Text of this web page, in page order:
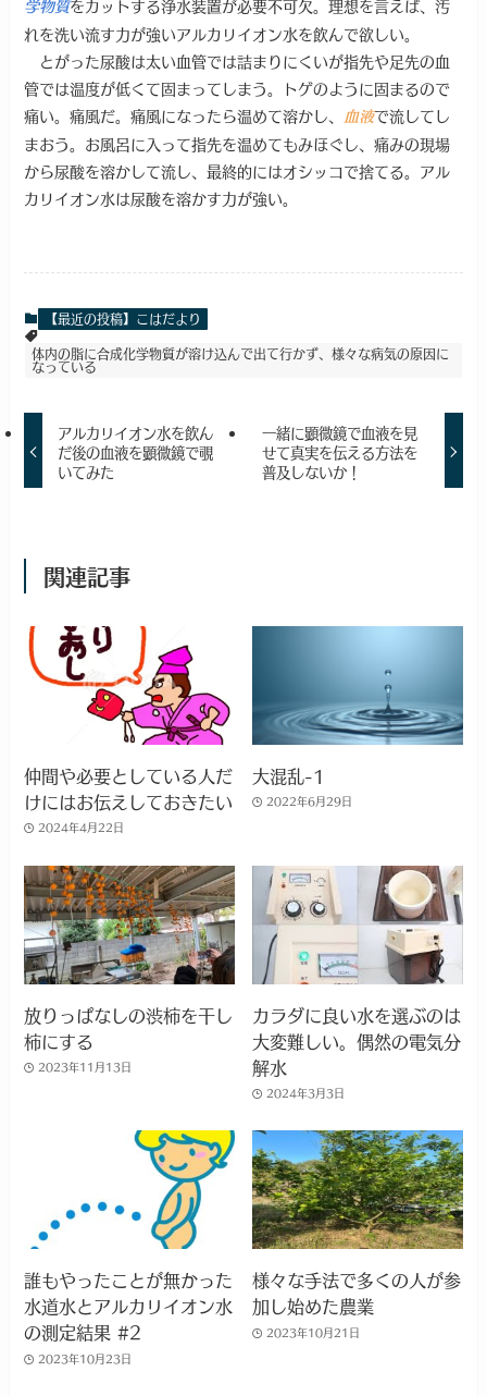
学物質をカットする浄水装置が必要不可欠。理想を言えば、汚
れを洗い流す力が強いアルカリイオン水を飲んで欲しい。
とがった尿酸は太い血管では詰まりにくいが指先や足先の血
管では温度が低くて固まってしまう。トゲのように固まるので
痛い。痛風だ。痛風になったら温めて溶かし、
血液で流してし
まおう。お風呂に入って指先を温めてもみほぐし、痛みの現場
から尿酸を溶かして流し、最終的にはオシッコで捨てる。アル
カリイオン水は尿酸を溶かす力が強い。
【最近の投稿】こはだより
体内の脂に合成化学物質が溶け込んで出て行かず、様々な病気の原因に
なっている
アルカリイオン水を飲ん
だ後の血液を顕微鏡で覗
いてみた
一緒に顕微鏡で血液を見
せて真実を伝える方法を
普及しないか！
関連記事
仲間や必要としている人だ
けにはお伝えしておきたい
2024年4月22日
大混乱-1
2022年6月29日
放りっぱなしの渋柿を干し
柿にする
2023年11月13日
カラダに良い水を選ぶのは
大変難しい。偶然の電気分
解水
2024年3月3日
誰もやったことが無かった
水道水とアルカリイオン水
の測定結果 #2
2023年10月23日
様々な手法で多くの人が参
加し始めた農業
2023年10月21日